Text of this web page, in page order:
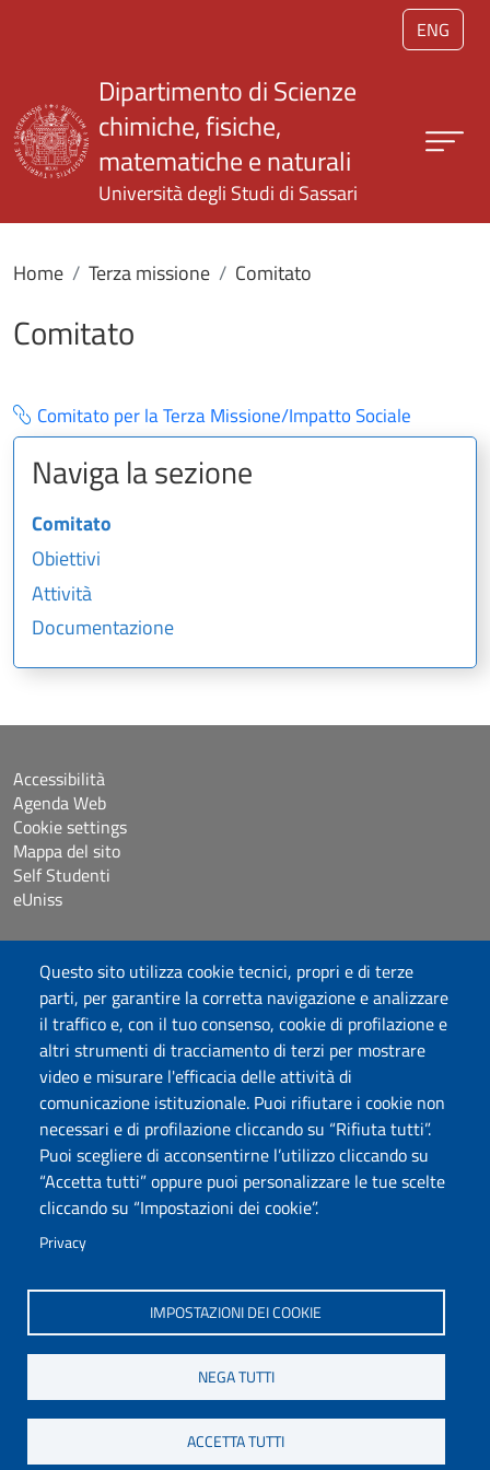
Salta al contenuto principale
ENG
Questo sito utilizza cookie tecnici, propri e di terze
parti, per garantire la corretta navigazione e analizzare
il traffico e, con il tuo consenso, cookie di profilazione e
altri strumenti di tracciamento di terzi per mostrare
video e misurare l'efficacia delle attività di
comunicazione istituzionale. Puoi rifiutare i cookie non
necessari e di profilazione cliccando su “Rifiuta tutti”.
Puoi scegliere di acconsentirne l’utilizzo cliccando su
“Accetta tutti” oppure puoi personalizzare le tue scelte
cliccando su “Impostazioni dei cookie”.
Privacy
IMPOSTAZIONI DEI COOKIE
NEGA TUTTI
ACCETTA TUTTI
Dipartimento di Scienze
chimiche, fisiche,
matematiche e naturali
Università degli Studi di Sassari
Home Terza missione Comitato
Comitato
Comitato per la Terza Missione/Impatto Sociale
Naviga la sezione
Comitato
Obiettivi
Attività
Documentazione
Università degli Studi di Sassari
Dipartimento di Scienze chimiche, fisiche, matematiche e
naturali
Via Vienna 2, 07100 Sassari
Tel./Fax: +39 079 229535/+39 079 228625
www.uniss.it
Accessibilità
Agenda Web
Cookie settings
Mappa del sito
Self Studenti
eUniss
Dichiarazione di accessibilità
Posta elettronica @uniss.it
Protocollo
Seguici su